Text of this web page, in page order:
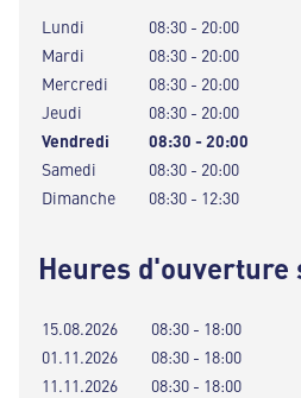
Lundi
08:30 - 20:00
Mardi
08:30 - 20:00
Mercredi
08:30 - 20:00
Jeudi
08:30 - 20:00
Vendredi
08:30 - 20:00
Samedi
08:30 - 20:00
Dimanche
08:30 - 12:30
Heures d'ouverture
15.08.2026
08:30 - 18:00
01.11.2026
08:30 - 18:00
11.11.2026
08:30 - 18:00